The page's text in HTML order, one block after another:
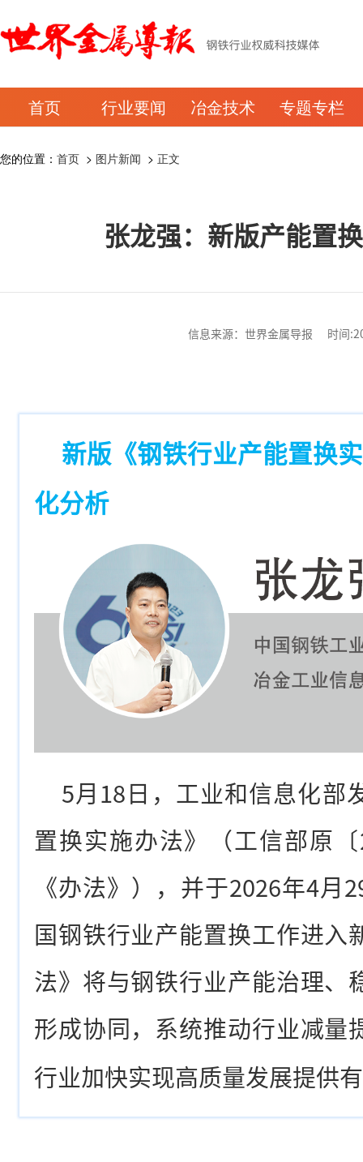
首页 行业要闻 冶金技术 专题专栏
您的位置： 首页 > 图片新闻 > 正文
张龙强：新版产能置
信息来源：世界金属导报 时间
新版《钢铁行业产能置换
化分析
5月18日，工业和信息化部
置换实施办法》（工信部原
《办法》），并于2026年4月
国钢铁行业产能置换工作进入
法》将与钢铁行业产能治理、
形成协同，系统推动行业减量
行业加快实现高质量发展提供